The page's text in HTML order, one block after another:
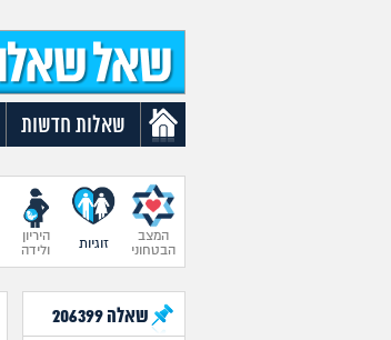
שאלות חדשות
המצב
הבטחוני
זוגיות
היריון
ולידה
שאלה206399